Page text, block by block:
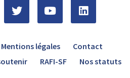
Mentions légales
Contact
RAFI-SF Nos statuts